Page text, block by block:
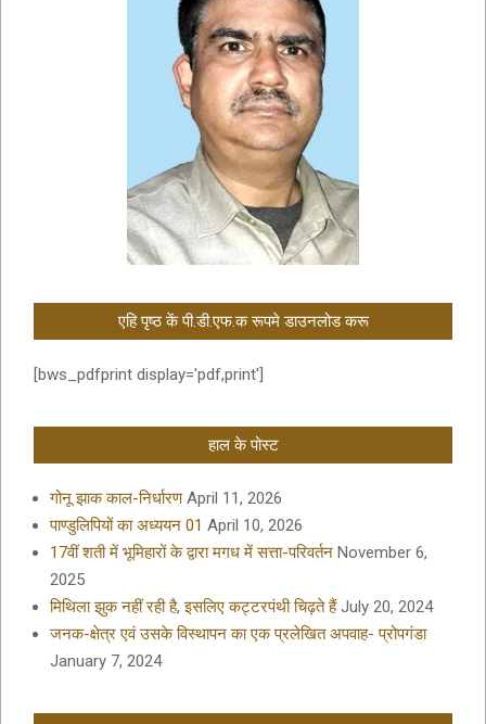
एहि पृष्ठ कें पी.डी.एफ.क रूपमे डाउनलोड करू
[bws_pdfprint display='pdf,print']
हाल के पोस्ट
गोनू झाक काल-निर्धारण April 11, 2026
पाण्डुलिपियों का अध्ययन 01 April 10, 2026
17वीं शती में भूमिहारों के द्वारा मगध में सत्ता-परिवर्तन November 6,
2025
मिथिला झुक नहीं रही है, इसलिए कट्टरपंथी चिढ़ते हैं July 20, 2024
जनक-क्षेत्र एवं उसके विस्थापन का एक प्रलेखित अपवाह- प्रोपगंडा
January 7, 2024